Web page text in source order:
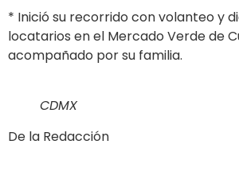
* Inició su recorrido con volanteo y
locatarios en el Mercado Verde de
acompañado por su familia.
CDMX
De la Redacción